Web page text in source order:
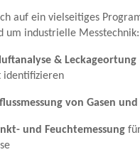
auf ein vielseitiges
um industrielle Messtechnik:
& Leckageortung
identifizieren
von Gasen
und Feuchtemessung